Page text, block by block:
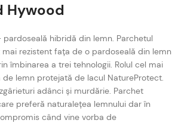
Hywood
hibridă din lemn. Parchetul
rezistent fața de o pardoseală din lemn
îmbinarea a trei tehnologii. Rolul cel mai
lemn protejată de lacul NatureProtect.
adânci și murdărie. Parchet
preferă naturalețea lemnului dar în
când vine vorba de